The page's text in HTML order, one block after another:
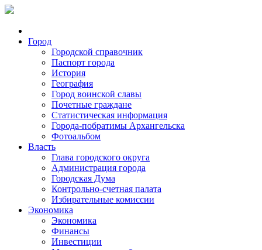
Город
Городской справочник
Паспорт города
История
География
Город воинской славы
Почетные граждане
Статистическая информация
Города-побратимы Архангельска
Фотоальбом
Власть
Глава городского округа
Администрация города
Городская Дума
Контрольно-счетная палата
Избирательные комиссии
Экономика
Экономика
Финансы
Инвестиции